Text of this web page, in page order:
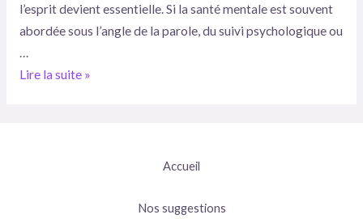
l’esprit devient essentielle. Si la santé mentale est souvent
abordée sous l’angle de la parole, du suivi psychologique ou
…
Lire la suite »
Accueil
Nos suggestions